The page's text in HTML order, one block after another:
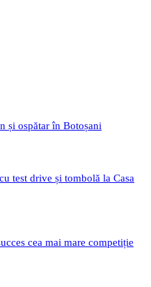
și ospătar în Botoșani
test drive și tombolă la Casa
cea mai mare competiție